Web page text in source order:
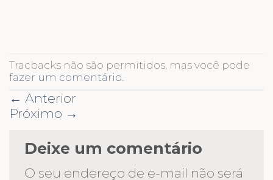
Tracbacks não são permitidos, mas você pode
fazer um comentário.
← Anterior
Próximo →
Deixe um comentário
O seu endereço de e-mail não será